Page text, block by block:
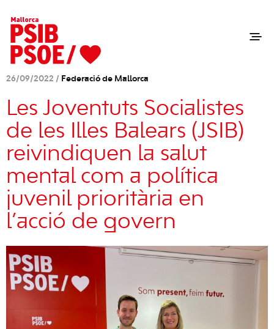
26/09/2022 / Federació de Mallorca
Les Joventuts Socialistes
de les Illes Balears (JSIB)
reivindiquen la salut
mental com a política
juvenil prioritària en
l’acció de govern